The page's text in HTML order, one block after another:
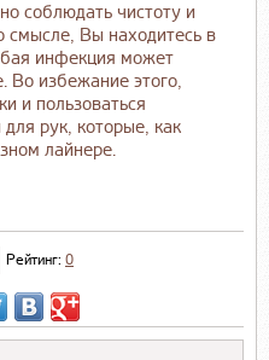
соблюдать чистоту и
смысле, Вы находитесь в
инфекция может
Во избежание этого,
и пользоваться
рук, которые, как
лайнере.
Рейтинг: 0